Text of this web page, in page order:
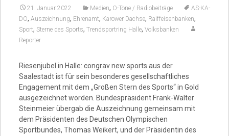
21. Januar 2022 Medien, O-Töne / Radiobeiträge
AS-KA-
DO, Auszeichnung, Ehrenamt, Karower Dachse, Raiffeisenbanken,
Sport, Sterne des Sports, Trendsportring Halle, Volksbanken
Reporter
Riesenjubel in Halle: congrav new sports aus der
Saalestadt ist für sein besonderes gesellschaftliches
Engagement mit dem „Großen Stern des Sports“ in Gold
ausgezeichnet worden. Bundespräsident Frank-Walter
Steinmeier übergab die Auszeichnung gemeinsam mit
dem Präsidenten des Deutschen Olympischen
Sportbundes, Thomas Weikert, und der Präsidentin des